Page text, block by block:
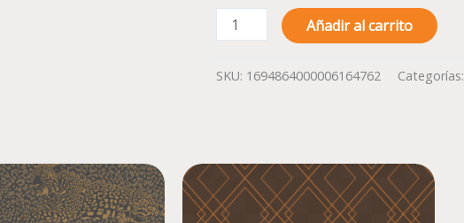
Añadir al carrito
SKU: 1694864000006164762 Categorías: